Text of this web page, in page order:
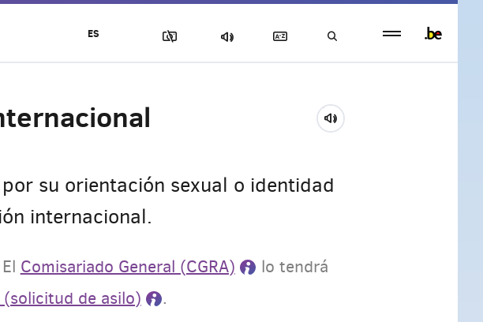
su orientación sexual o identidad
internacional.
Comisariado General (CGRA)
lo tendrá
de asilo) .
ES
footer